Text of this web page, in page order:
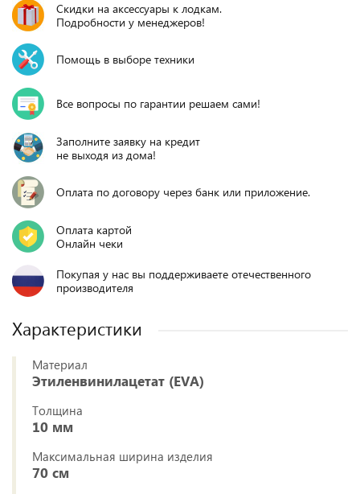
Скидки на аксессуары к лодкам.
Подробности у менеджеров!
Помощь в выборе техники
Все вопросы по гарантии решаем сами!
Заполните заявку на кредит
не выходя из дома!
Оплата по договору через банк или приложение.
Оплата картой
Онлайн чеки
Покупая у нас вы поддерживаете отечественного
производителя
Характеристики
Материал
Этиленвинилацетат (EVA)
Толщина
10 мм
Максимальная ширина изделия
70 см